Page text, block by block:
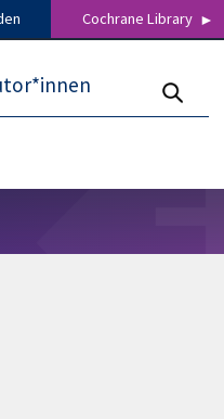
Cochrane Library